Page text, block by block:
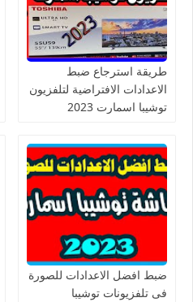
طريقة استرجاع ضبط
الاعدادات الافتراضية لتلفزيون
توشيبا اسمارت 2023
ضبط افضل الاعدادات للصورة
فى تلفزيونات توشيبا